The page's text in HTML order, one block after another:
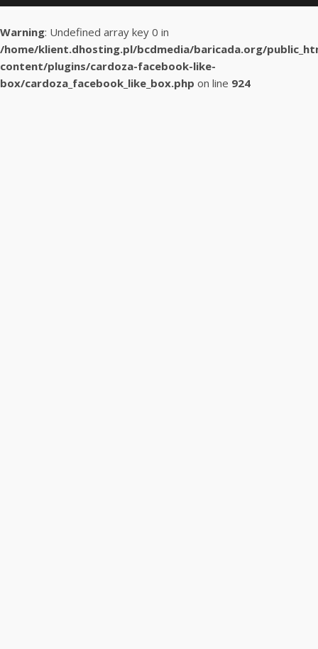
Warning: Undefined array key 0 in
/home/klient.dhosting.pl/bcdmedia/baricada.org/
content/plugins/cardoza-facebook-like-
box/cardoza_facebook_like_box.php on line 924